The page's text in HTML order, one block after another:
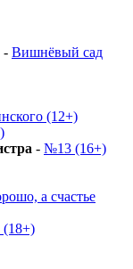
- Вишнёвый сад
(12+)
- №13 (16+)
а счастье
(18+)